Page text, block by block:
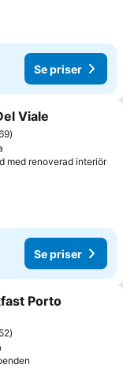
Se priser
Favoriter
Viale
med renoverad interiör
Se priser
Favoriter
Porto